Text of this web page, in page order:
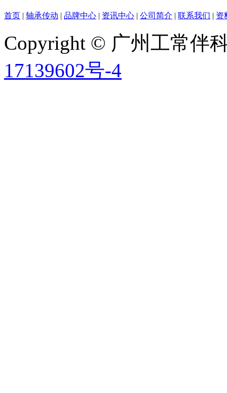
首页 | 轴承传动 | 品牌中心 | 资讯中心 | 公司简介 | 联系我们 | 资
Copyright © 广州工常伴
17139602号-4